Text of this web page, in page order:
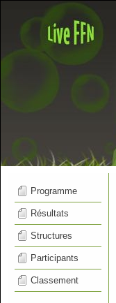
Programme
Résultats
Structures
Participants
Classement